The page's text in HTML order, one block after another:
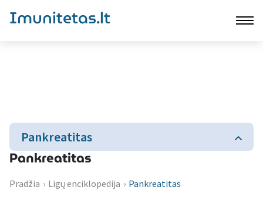
Imunitetas.lt
Pankreatitas
Pankreatitas
Pradžia › Ligų enciklopedija › Pankreatitas